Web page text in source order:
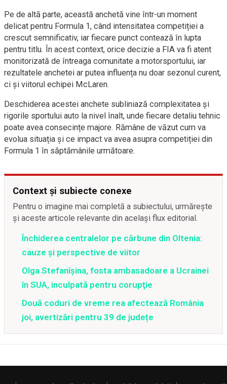
Pe de altă parte, această anchetă vine într-un moment
delicat pentru Formula 1, când intensitatea competiției a
crescut semnificativ, iar fiecare punct contează în lupta
pentru titlu. În acest context, orice decizie a FIA va fi atent
monitorizată de întreaga comunitate a motorsportului, iar
rezultatele anchetei ar putea influența nu doar sezonul curent,
ci și viitorul echipei McLaren.
Deschiderea acestei anchete subliniază complexitatea și
rigorile sportului auto la nivel înalt, unde fiecare detaliu tehnic
poate avea consecințe majore. Rămâne de văzut cum va
evolua situația și ce impact va avea asupra competiției din
Formula 1 în săptămânile următoare.
Context și subiecte conexe
Pentru o imagine mai completă a subiectului, urmărește
și aceste articole relevante din același flux editorial.
Închiderea centralelor pe cărbune din Oltenia:
cauze și perspective de viitor
Olga Stefanîşina, fosta ambasadoare a Ucrainei
în SUA, inculpată pentru corupţie
Două coduri de vreme rea afectează România
joi, avertizări pentru 39 de județe